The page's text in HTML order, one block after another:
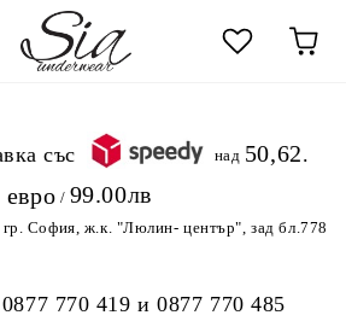
.Безплатна доставка със
над 50,62
евро / 99.00лв
гр. София, ж.к. "Люлин- център", зад бл.778
0877 770 419 и0877 770 485